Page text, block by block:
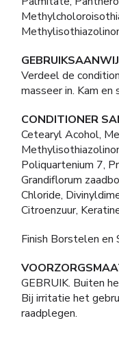
Verdeel de
masseer in. Kam
CONDITIONER
Cetearyl Acohol,
Poliquartenium 7,
Grandiflorum
Chloride,
Citroenzuur,
Finish Borstelen en
GEBRUIK. Buiten
Bij irritatie het
raadplegen.